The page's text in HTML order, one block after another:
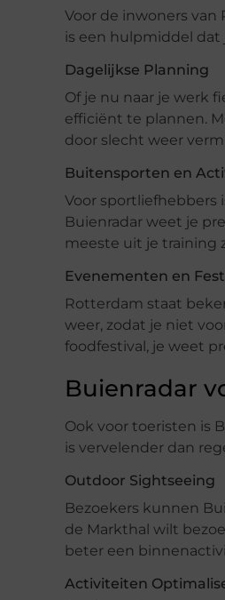
Voor de inwoners van
is een hulpmiddel dat
Dagelijkse Planning
Of je nu naar je werk
efficiënt te plannen.
door slecht weer
Buitensporten en
Voor sportliefhebbers
Buienradar weet je
meeste uit je training
Evenementen en
Rotterdam staat
weer, zodat je niet
foodfestival, je weet
Buienradar
Ook voor toeristen is
is vervelender dan
Outdoor Sightseeing
Bezoekers kunnen
de Markthal wilt
beter een
Activiteiten